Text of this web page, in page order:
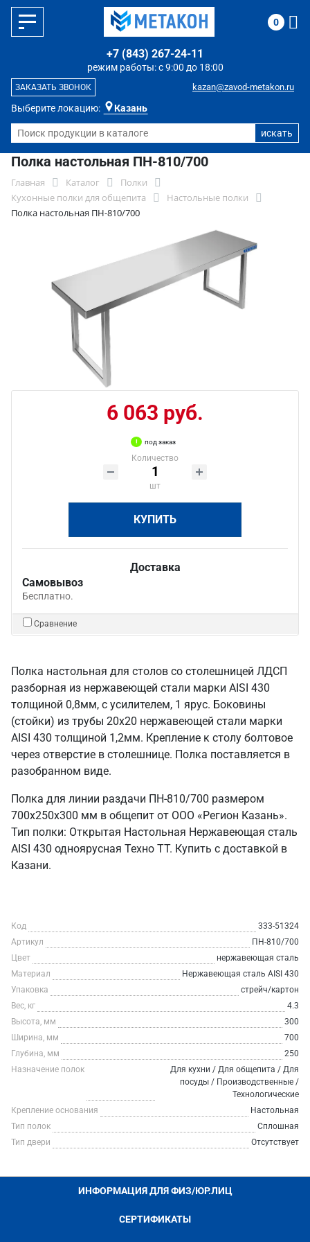
Выберите локацию: Казань
режим работы: с 9:00 до 18:00
+7 (843) 267-24-11
kazan@zavod-metakon.ru
ЗАКАЗАТЬ ЗВОНОК
0
Полка настольная ПН-810/700
Главная Каталог
Полки
Кухонные полки для общепита
Настольные полки
Полка настольная ПН-810/700
6 063 руб.
под заказ
Количество
шт
КУПИТЬ
Доставка
Самовывоз
Бесплатно.
Сравнение
Полка настольная для столов со столешницей ЛДСП
разборная из нержавеющей стали марки AISI 430
толщиной 0,8мм, с усилителем, 1 ярус. Боковины
(стойки) из трубы 20х20 нержавеющей стали марки
AISI 430 толщиной 1,2мм. Крепление к столу болтовое
через отверстие в столешнице. Полка поставляется в
разобранном виде.
Полка для линии раздачи ПН-810/700 размером
700х250х300 мм в общепит от ООО «Регион Казань».
Тип полки: Открытая Настольная Нержавеющая сталь
AISI 430 одноярусная Техно ТТ. Купить с доставкой в
Казани.
Код
333-51324
Артикул
ПН-810/700
Цвет
нержавеющая сталь
Материал
Нержавеющая сталь AISI 430
Упаковка
стрейч/картон
Вес, кг
4.3
Высота, мм
300
Ширина, мм
700
Глубина, мм
250
Назначение полок
Для кухни / Для общепита / Для
посуды / Производственные /
Технологические
Крепление основания
Настольная
Тип полок
Сплошная
Тип двери
Отсутствует
ИНФОРМАЦИЯ ДЛЯ ФИЗ/ЮР.ЛИЦ
СЕРТИФИКАТЫ